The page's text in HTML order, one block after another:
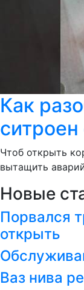
Как
ситроен
Чтоб открыть
вытащить
Новые
Порвался
открыть
Ваз нива